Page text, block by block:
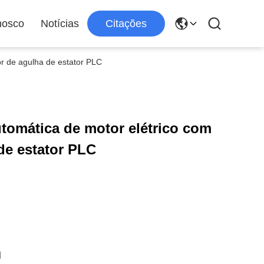
Notícias Citações
de agulha de estator PLC
de motor elétrico com
estator PLC